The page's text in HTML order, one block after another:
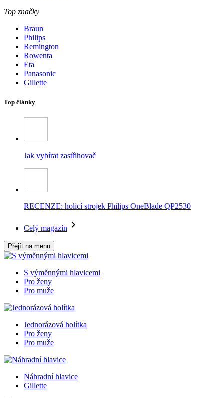
Top značky
Braun
Philips
Remington
Rowenta
Eta
Panasonic
Gillette
Top články
Jak vybírat zastřihovač
RECENZE: holicí strojek Philips OneBlade QP2530
Celý magazín
Přejít na menu
S výměnnými hlavicemi
Pro ženy
Pro muže
Jednorázová holítka
Pro ženy
Pro muže
Náhradní hlavice
Gillette